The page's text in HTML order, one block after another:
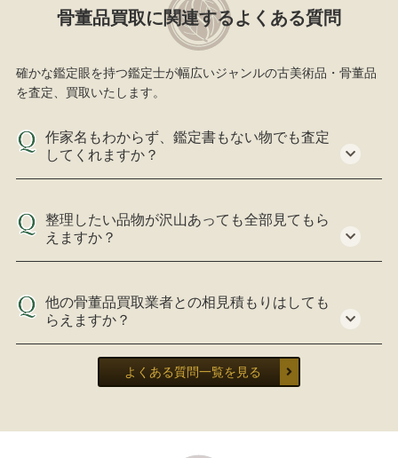
骨董品買取に関連するよくある質問
確かな鑑定眼を持つ鑑定士が幅広いジャンルの古美術品・骨董品
を査定、買取いたします。
作家名もわからず、鑑定書もない物でも査定
してくれますか？
整理したい品物が沢山あっても全部見てもら
えますか？
他の骨董品買取業者との相見積もりはしても
らえますか？
よくある質問一覧を見る